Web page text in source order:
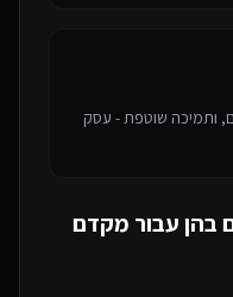
ותמיכה שוטפת - עסק
בהן עבור מקדם